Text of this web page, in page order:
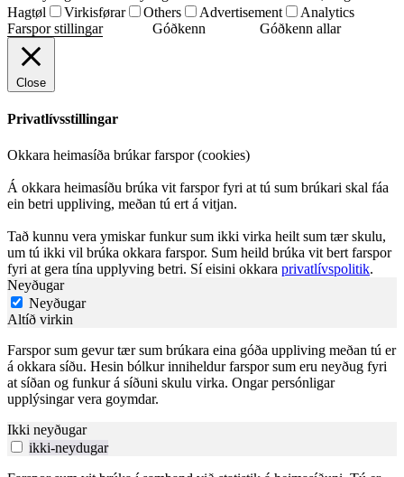
Hagtøl
Virkisførar Others Advertisement
Analytics
Farspor stillingar
Góðkenn Góðkenn allar
Close
Privatlívsstillingar
Okkara heimasíða brúkar farspor (cookies)
Á okkara heimasíðu brúka vit farspor fyri at tú sum brúkari skal fáa
ein betri uppliving, meðan tú ert á vitjan.
Tað kunnu vera ymiskar funkur sum ikki virka heilt sum tær skulu,
um tú ikki vil brúka okkara farspor. Sum heild brúka vit bert farspor
fyri at gera tína upplyving betri. Sí eisini okkara privatlívspolitik.
Neyðugar
Neyðugar
Altíð virkin
Farspor sum gevur tær sum brúkara eina góða uppliving meðan tú er
á okkara síðu. Hesin bólkur inniheldur farspor sum eru neyðug fyri
at síðan og funkur á síðuni skulu virka. Ongar persónligar
upplýsingar vera goymdar.
Ikki neyðugar
ikki-neydugar